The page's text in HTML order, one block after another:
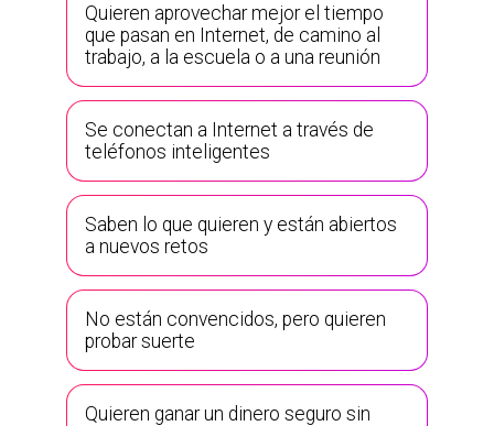
Quieren aprovechar mejor el tiempo
que pasan en Internet, de camino al
trabajo, a la escuela o a una reunión
Se conectan a Internet a través de
teléfonos inteligentes
Saben lo que quieren y están abiertos
a nuevos retos
No están convencidos, pero quieren
probar suerte
Quieren ganar un dinero seguro sin